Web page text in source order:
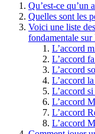
Qu’est-ce qu’un
Quelles sont les
Voici une liste
fondamentale
L’accord
L’accord
L’accord
L’accord
L’accord
L’accord
L’accord
L’accord